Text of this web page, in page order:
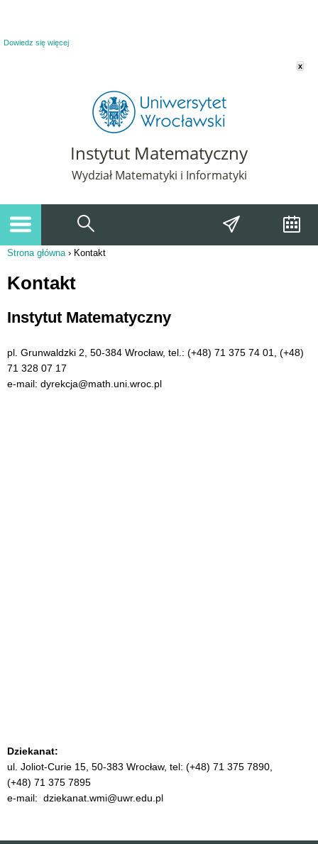
Dowiedz się więcej
x
Instytut Matematyczny
Wydział Matematyki i Informatyki
Strona główna› Kontakt
Kontakt
Instytut Matematyczny
pl. Grunwaldzki 2, 50-384 Wrocław, tel.: (+48) 71 375 74 01, (+48)
71 328 07 17
e-mail: dyrekcja@math.uni.wroc.pl
Dziekanat:
ul. Joliot-Curie 15, 50-383 Wrocław, tel: (+48) 71 375 7890,
(+48) 71 375 7895
e-mail: dziekanat.wmi@uwr.edu.pl